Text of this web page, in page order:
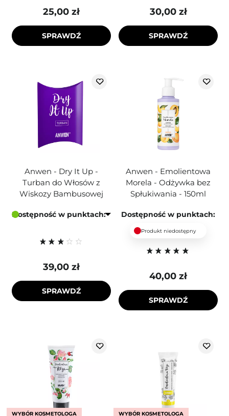
25,00 zł
SPRAWDŹ
30,00 zł
SPRAWDŹ
Anwen - Dry It Up -
Turban do Włosów z
Wiskozy Bambusowej
Dostępność w punktach:
39,00 zł
SPRAWDŹ
Anwen - Emolientowa
Morela - Odżywka bez
Spłukiwania - 150ml
Dostępność w punktach:
Produkt niedostępny
40,00 zł
SPRAWDŹ
WYBÓR KOSMETOLOGA WYBÓR KOSMETOLOGA